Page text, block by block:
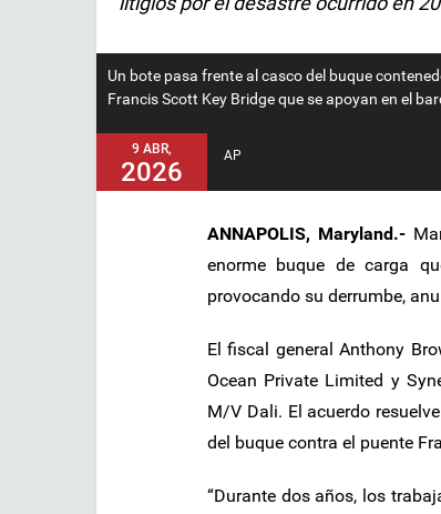
Un bote pasa frente al casco del buque
Francis Scott Key Bridge que se apoyan en el
9 ABR,
2026
AP
ANNAPOLIS, Maryland.-
enorme buque de carga
provocando su derrumbe,
El fiscal general Anthony
Ocean Private Limited y
M/V Dali. El acuerdo
del buque contra el puente
“Durante dos años, los